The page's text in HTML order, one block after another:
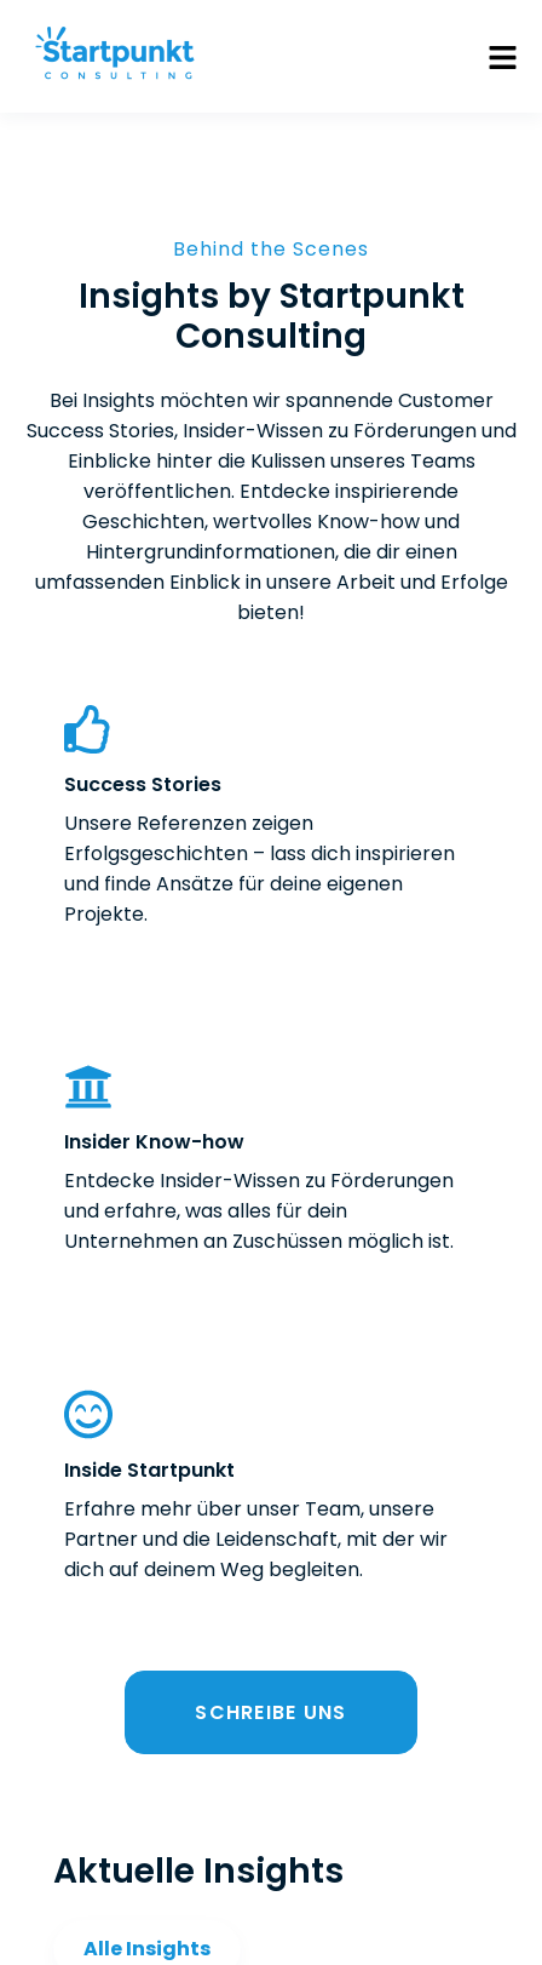
Behind the Scenes
Insights by Startpunkt
Consulting
Bei Insights möchten wir spannende Customer
Success Stories, Insider-Wissen zu Förderungen und
Einblicke hinter die Kulissen unseres Teams
veröffentlichen. Entdecke inspirierende
Geschichten, wertvolles Know-how und
Hintergrundinformationen, die dir einen
umfassenden Einblick in unsere Arbeit und Erfolge
bieten!
Success Stories
Unsere Referenzen zeigen
Erfolgsgeschichten – lass dich inspirieren
und finde Ansätze für deine eigenen
Projekte.
Insider Know-how
Entdecke Insider-Wissen zu Förderungen
und erfahre, was alles für dein
Unternehmen an Zuschüssen möglich ist.
Inside Startpunkt
Erfahre mehr über unser Team, unsere
Partner und die Leidenschaft, mit der wir
dich auf deinem Weg begleiten.
SCHREIBE UNS
Aktuelle Insights
Alle Insights